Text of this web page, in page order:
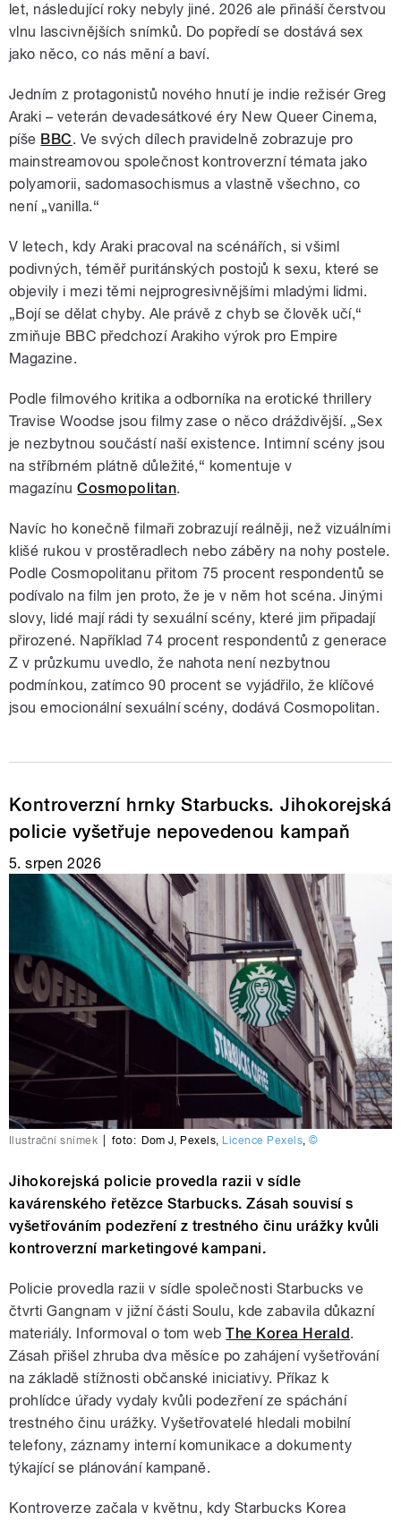
let, následující roky nebyly jiné. 2026 ale přináší čerstvou
vlnu lascivnějších snímků. Do popředí se dostává sex
jako něco, co nás mění a baví.
Jedním z protagonistů nového hnutí je indie režisér Greg
Araki – veterán devadesátkové éry New Queer Cinema,
píše BBC. Ve svých dílech pravidelně zobrazuje pro
mainstreamovou společnost kontroverzní témata jako
polyamorii, sadomasochismus a vlastně všechno, co
není „vanilla.“
V letech, kdy Araki pracoval na scénářích, si všiml
podivných, téměř puritánských postojů k sexu, které se
objevily i mezi těmi nejprogresivnějšími mladými lidmi.
„Bojí se dělat chyby. Ale právě z chyb se člověk učí,“
zmiňuje BBC předchozí Arakiho výrok pro Empire
Magazine.
Podle filmového kritika a odborníka na erotické thrillery
Travise Woodse jsou filmy zase o něco dráždivější. „Sex
je nezbytnou součástí naší existence. Intimní scény jsou
na stříbrném plátně důležité,“ komentuje v
magazínu Cosmopolitan.
Navíc ho konečně filmaři zobrazují reálněji, než vizuálními
klišé rukou v prostěradlech nebo záběry na nohy postele.
Podle Cosmopolitanu přitom 75 procent respondentů se
podívalo na film jen proto, že je v něm hot scéna. Jinými
slovy, lidé mají rádi ty sexuální scény, které jim připadají
přirozené. Například 74 procent respondentů z generace
Z v průzkumu uvedlo, že nahota není nezbytnou
podmínkou, zatímco 90 procent se vyjádřilo, že klíčové
jsou emocionální sexuální scény, dodává Cosmopolitan.
Kontroverzní hrnky Starbucks. Jihokorejská
policie vyšetřuje nepovedenou kampaň
5. srpen 2026
Ilustrační snímek foto: Dom J, Pexels, Licence Pexels, ©
Jihokorejská policie provedla razii v sídle
kavárenského řetězce Starbucks. Zásah souvisí s
vyšetřováním podezření z trestného činu urážky kvůli
kontroverzní marketingové kampani.
Policie provedla razii v sídle společnosti Starbucks ve
čtvrti Gangnam v jižní části Soulu, kde zabavila důkazní
materiály. Informoval o tom webThe Korea Herald .
Zásah přišel zhruba dva měsíce po zahájení vyšetřování
na základě stížnosti občanské iniciativy. Příkaz k
prohlídce úřady vydaly kvůli podezření ze spáchání
trestného činu urážky. Vyšetřovatelé hledali mobilní
telefony, záznamy interní komunikace a dokumenty
týkající se plánování kampaně.
Kontroverze začala v květnu, kdy Starbucks Korea